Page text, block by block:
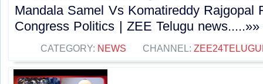
Mandala Samel Vs Komatireddy Rajgopal
Congress Politics | ZEE Telugu news.....»»
CATEGORY: NEWS CHANNEL: